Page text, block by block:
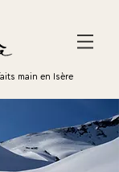
main en Isère